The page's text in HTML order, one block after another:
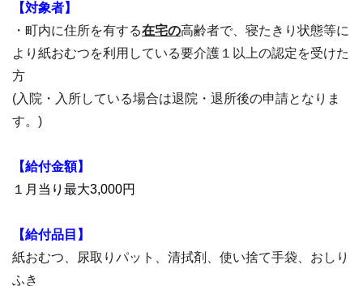
【対象者】
・町内に住所を有する在宅の高齢者で、寝たきり状態等に
より紙おむつを利用している要介護１以上の認定を受けた
方
(入院・入所している場合は退院・退所後の申請となりま
す。)
【給付金額】
１月当り最大3,000円
【給付品目】
紙おむつ、尿取りパット、清拭剤、使い捨て手袋、おしり
ふき